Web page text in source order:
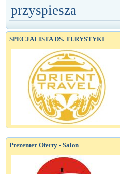
przyspiesza
SPECJALISTA DS. TURYSTYKI
Prezenter Oferty - Salon